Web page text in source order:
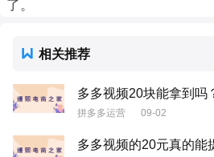
了。
相关推荐
多多视频20块能拿到吗
拼多多运营 09-02
多多视频的20元真的能